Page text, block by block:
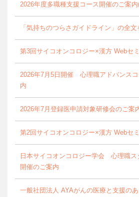
2026年度多職種支援コース開催のご案
「気持ちのつらさガイドライン」の全
第3回サイコオンコロジー×漢方 Webセ
2026年7月5日開催 心理職アドバンスコ
内
2026年7月登録医申請対象研修会のご案
第2回サイコオンコロジー×漢方 Webセ
日本サイコオンコロジー学会 心理職ス
開催のご案内
一般社団法人 AYAがんの医療と支援の